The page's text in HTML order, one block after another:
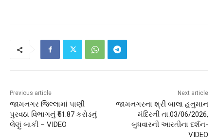
Previous article
જામનગર જિલ્લામાં પાણી
પુરવઠા વિભાગનું ₹51.87 કરોડનું
લેણું બાકી – VIDEO
Next article
જામનગરના શ્રી બાલા હનુમાન
મંદિરની તા.03/06/2026,
બુધવારની આરતીના દર્શન-
VIDEO